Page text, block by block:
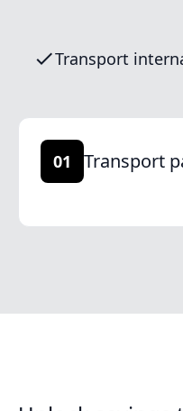
Transport
01 Transport